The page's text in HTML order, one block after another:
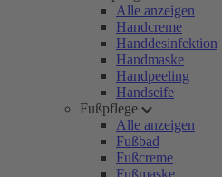
Alle anzeigen
Handcreme
Handdesinfektion
Handmaske
Handpeeling
Handseife
Fußpflege
Alle anzeigen
Fußbad
Fußcreme
Fußmaske